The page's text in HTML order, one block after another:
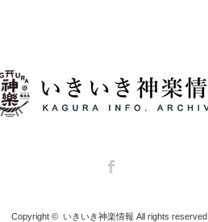
Copyright © いきいき神楽情報 All rights reserved.